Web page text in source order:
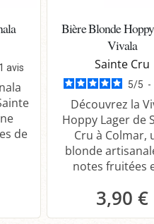
1 avis
de
Bière Blonde
Vivala
Sainte Cru
5/5 -
Découvrez la
Hoppy Lager de
Cru à Colmar,
blonde
notes fruitées
3,90 €